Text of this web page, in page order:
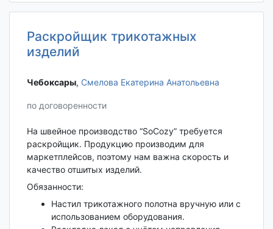
Раскройщик трикотажных
изделий
Чебоксары‎, Смелова Екатерина Анатольевна
по договоренности
На швейное производство “SoCozy” требуется
раскройщик. Продукцию производим для
маркетплейсов, поэтому нам важна скорость и
качество отшитых изделий.
Обязанности:
Настил трикотажного полотна вручную или с
использованием оборудования.